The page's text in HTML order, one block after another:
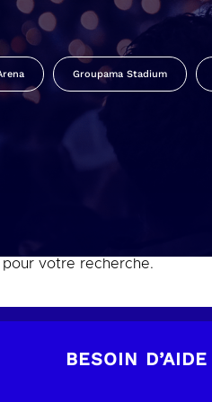
Groupama Stadium
pour votre recherche.
BESOIN